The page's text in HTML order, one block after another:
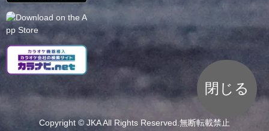
Copyright © JKAAll Rights Reserved.無断転載禁止
閉じる